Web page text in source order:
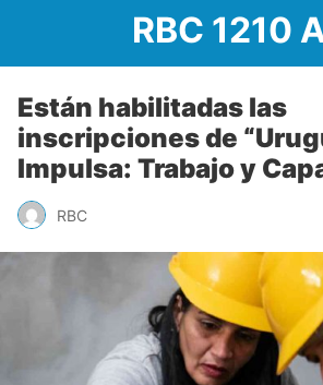
RBC 1210
Están habilitadas las
inscripciones de
Impulsa: Trabajo y
RBC